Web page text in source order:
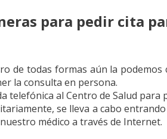
para pedir cita
de todas formas aún la
la consulta en persona.
telefónica al Centro de Salud para
se lleva a cabo
médico a través de Internet.